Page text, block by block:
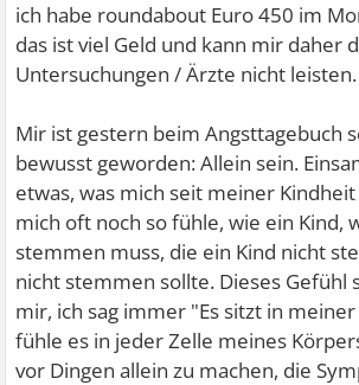
ich habe roundabout Euro 450 im
das ist viel Geld und kann mir daher
Untersuchungen / Ärzte nicht
Mir ist gestern beim Angsttagebuch
bewusst geworden: Allein sein.
etwas, was mich seit meiner
mich oft noch so fühle, wie ein Kind,
stemmen muss, die ein Kind nicht
nicht stemmen sollte. Dieses Gefühl
mir, ich sag immer "Es sitzt in
fühle es in jeder Zelle meines
vor Dingen allein zu machen, die